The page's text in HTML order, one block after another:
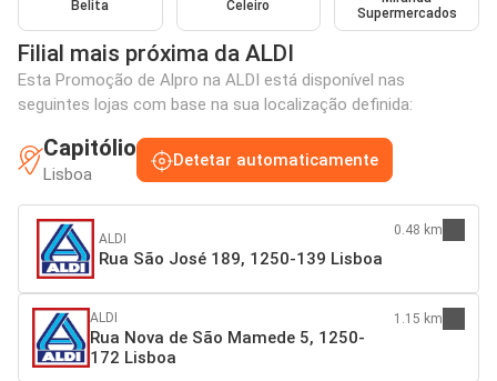
Belita Celeiro
Supermercados
Filial mais próxima da ALDI
Esta Promoção de Alpro na ALDI está disponível nas
seguintes lojas com base na sua localização definida:
Capitólio
Lisboa
Detetar automaticamente
ALDI
Rua São José 189, 1250-139 Lisboa
0.48 km
ALDI
Rua Nova de São Mamede 5, 1250-
172 Lisboa
1.15 km